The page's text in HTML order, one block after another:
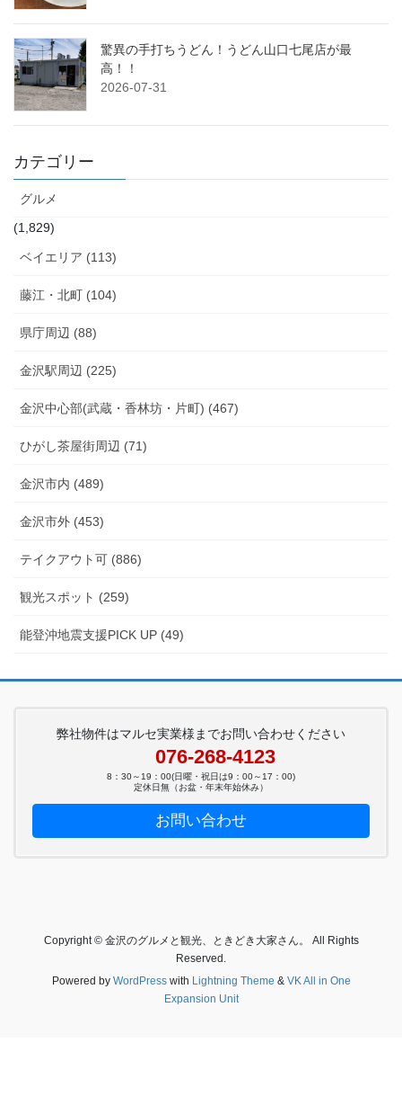
驚異の手打ちうどん！うどん山口七尾店が最
高！！
2026-07-31
カテゴリー
グルメ
(1,829)
ベイエリア (113)
藤江・北町 (104)
県庁周辺 (88)
金沢駅周辺 (225)
金沢中心部(武蔵・香林坊・片町) (467)
ひがし茶屋街周辺 (71)
金沢市内 (489)
金沢市外 (453)
テイクアウト可 (886)
観光スポット (259)
能登沖地震支援PICK UP (49)
弊社物件はマルセ実業様までお問い合わせください
076-268-4123
8：30～19：00(日曜・祝日は9：00～17：00)
定休日無（お盆・年末年始休み）
お問い合わせ
Copyright © 金沢のグルメと観光、ときどき大家さん。 All Rights
Reserved.
Powered by WordPresswith Lightning Theme & VK All in One
Expansion Unit